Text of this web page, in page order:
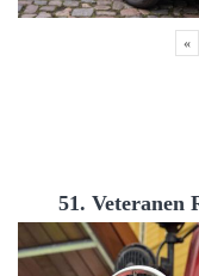
«
51. Veteranen